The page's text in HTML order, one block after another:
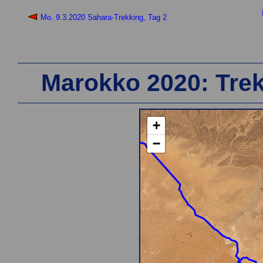
Mo. 9.3.2020 Sahara-Trekking, Tag 2
Marokko 2020:
+
−